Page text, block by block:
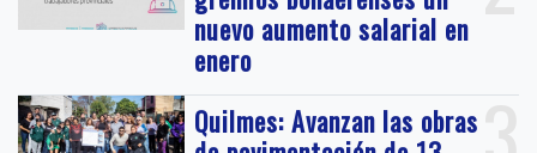
nuevo aumento salarial en
enero
Quilmes: Avanzan las obras